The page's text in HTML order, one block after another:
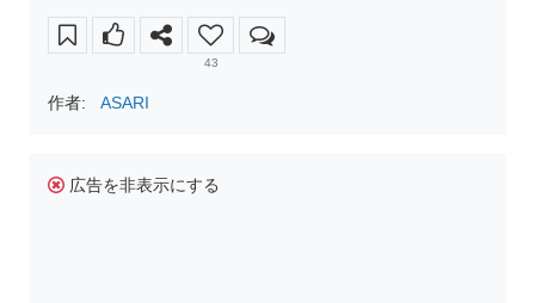
43
作者: ASARI
広告を非表示にする